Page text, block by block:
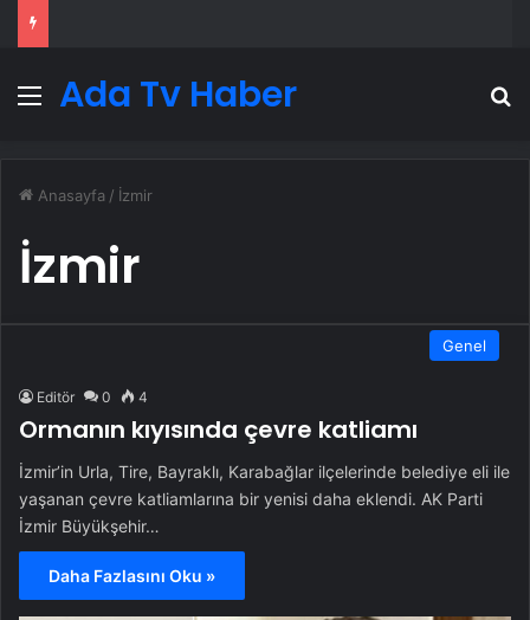
Menü
Ada Tv Haber
Anasayfa / İzmir
İzmir
Genel
Editör 0 4
Ormanın kıyısında çevre katliamı
İzmir’in Urla, Tire, Bayraklı, Karabağlar ilçelerinde belediye eli ile
yaşanan çevre katliamlarına bir yenisi daha eklendi. AK Parti
İzmir Büyükşehir…
Daha Fazlasını Oku »